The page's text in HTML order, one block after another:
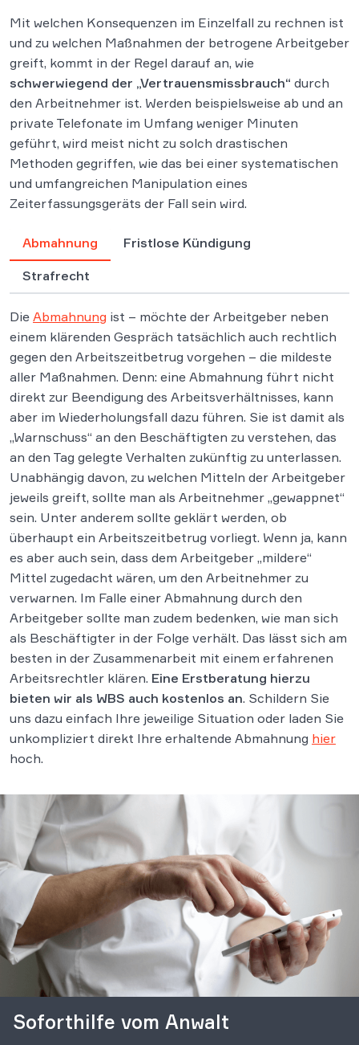
Mit welchen Konsequenzen im Einzelfall zu rechnen ist
und zu welchen Maßnahmen der betrogene Arbeitgeber
greift, kommt in der Regel darauf an, wie
schwerwiegend der „Vertrauensmissbrauch“ durch
den Arbeitnehmer ist. Werden beispielsweise ab und an
private Telefonate im Umfang weniger Minuten
geführt, wird meist nicht zu solch drastischen
Methoden gegriffen, wie das bei einer systematischen
und umfangreichen Manipulation eines
Zeiterfassungsgeräts der Fall sein wird.
Abmahnung Fristlose Kündigung
Strafrecht
Die Abmahnung ist – möchte der Arbeitgeber neben
einem klärenden Gespräch tatsächlich auch rechtlich
gegen den Arbeitszeitbetrug vorgehen – die mildeste
aller Maßnahmen. Denn: eine Abmahnung führt nicht
direkt zur Beendigung des Arbeitsverhältnisses, kann
aber im Wiederholungsfall dazu führen. Sie ist damit als
„Warnschuss“ an den Beschäftigten zu verstehen, das
an den Tag gelegte Verhalten zukünftig zu unterlassen.
Unabhängig davon, zu welchen Mitteln der Arbeitgeber
jeweils greift, sollte man als Arbeitnehmer „gewappnet“
sein. Unter anderem sollte geklärt werden, ob
überhaupt ein Arbeitszeitbetrug vorliegt. Wenn ja, kann
es aber auch sein, dass dem Arbeitgeber „mildere“
Mittel zugedacht wären, um den Arbeitnehmer zu
verwarnen. Im Falle einer Abmahnung durch den
Arbeitgeber sollte man zudem bedenken, wie man sich
als Beschäftigter in der Folge verhält. Das lässt sich am
besten in der Zusammenarbeit mit einem erfahrenen
Arbeitsrechtler klären. Eine Erstberatung hierzu
bieten wir als WBS auch kostenlos an. Schildern Sie
uns dazu einfach Ihre jeweilige Situation oder laden Sie
unkompliziert direkt Ihre erhaltende Abmahnung hier
hoch.
Soforthilfe vom Anwalt